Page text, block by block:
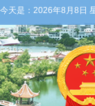
今天是： 2026年8月8日
，局部有雷阵雨，偏